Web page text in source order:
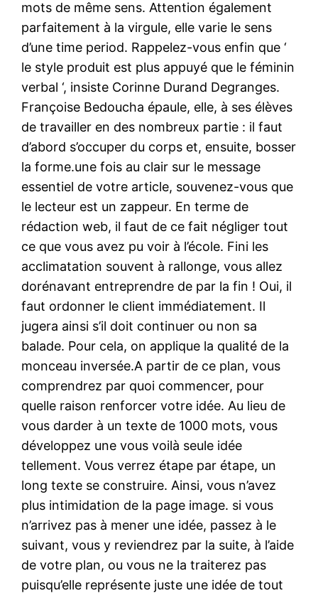
mots de même sens. Attention également
parfaitement à la virgule, elle varie le sens
d’une time period. Rappelez-vous enfin que ‘
le style produit est plus appuyé que le féminin
verbal ‘, insiste Corinne Durand Degranges.
Françoise Bedoucha épaule, elle, à ses élèves
de travailler en des nombreux partie : il faut
d’abord s’occuper du corps et, ensuite, bosser
la forme.une fois au clair sur le message
essentiel de votre article, souvenez-vous que
le lecteur est un zappeur. En terme de
rédaction web, il faut de ce fait négliger tout
ce que vous avez pu voir à l’école. Fini les
acclimatation souvent à rallonge, vous allez
dorénavant entreprendre de par la fin ! Oui, il
faut ordonner le client immédiatement. Il
jugera ainsi s’il doit continuer ou non sa
balade. Pour cela, on applique la qualité de la
monceau inversée.A partir de ce plan, vous
comprendrez par quoi commencer, pour
quelle raison renforcer votre idée. Au lieu de
vous darder à un texte de 1000 mots, vous
développez une vous voilà seule idée
tellement. Vous verrez étape par étape, un
long texte se construire. Ainsi, vous n’avez
plus intimidation de la page image. si vous
n’arrivez pas à mener une idée, passez à le
suivant, vous y reviendrez par la suite, à l’aide
de votre plan, ou vous ne la traiterez pas
puisqu’elle représente juste une idée de tout